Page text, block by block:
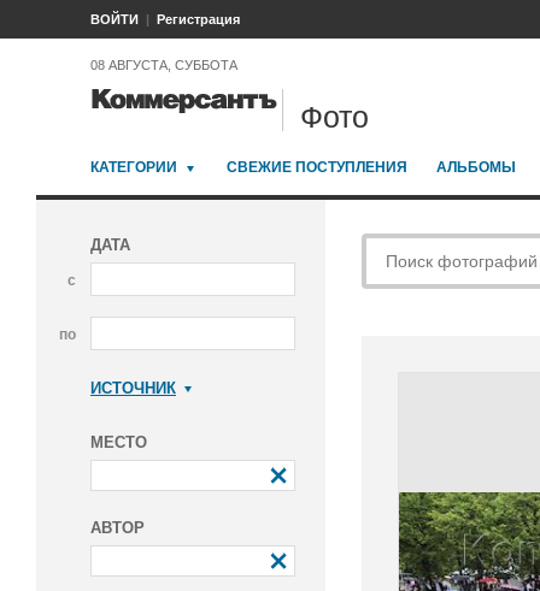
ВОЙТИ Регистрация
08 АВГУСТА, СУББОТА
Фото
КАТЕГОРИИ СВЕЖИЕ ПОСТУПЛЕНИЯ АЛЬБОМЫ
ДАТА
с
по
ИСТОЧНИК
МЕСТО
АВТОР